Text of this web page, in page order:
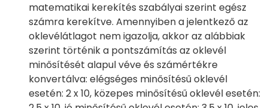
matematikai kerekítés szabályai szerint egész
számra kerekítve. Amennyiben a jelentkező az
oklevélátlagot nem igazolja, akkor az alábbiak
szerint történik a pontszámítás az oklevél
minősítését alapul véve és számértékre
konvertálva: elégséges minősítésű oklevél
esetén: 2 x 10, közepes minősítésű oklevél esetén: